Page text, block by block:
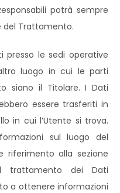
potrà sempre
del Trattamento.
presso le sedi operative
luogo in cui le parti
siano il Titolare. I Dati
essere trasferiti in
in cui l’Utente si trova.
sul luogo del
riferimento alla sezione
trattamento dei Dati
a ottenere informazioni